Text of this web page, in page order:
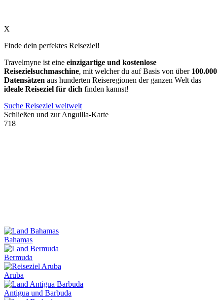
X
Finde dein perfektes Reiseziel!
Travelmyne ist eine einzigartige und kostenlose
Reisezielsuchmaschine, mit welcher du auf Basis von über 100.000
Datensätzen aus hunderten Reiseregionen der ganzen Welt das
ideale Reiseziel für dich finden kannst!
Suche Reiseziel weltweit
Schließen und zur Anguilla-Karte
718
Bahamas
Bermuda
Aruba
Antigua und Barbuda